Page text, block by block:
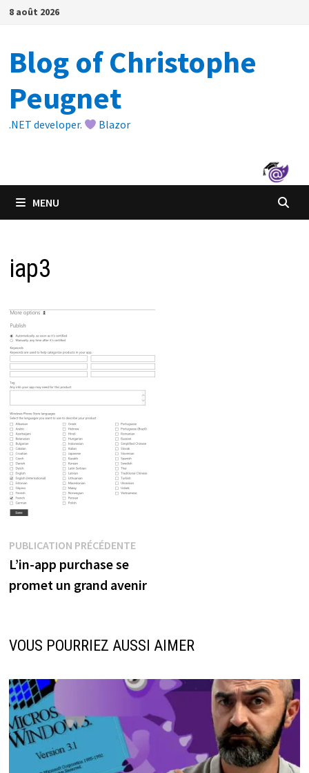
Passer
8 août 2026
Blog of Christophe
Peugnet
.NET developer. Blazor
MENU
iap3
Navigation
de
l’article
PUBLICATION PRÉCÉDENTEPublication
L’in-app purchase se
promet un grand avenir
VOUS POURRIEZ AUSSI AIMER